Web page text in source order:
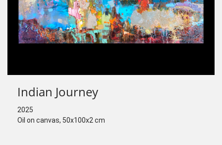
Indian Journey
2025
Oil on canvas, 50x100x2 cm